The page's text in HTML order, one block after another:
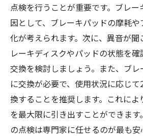
点検を行うことが重要です。ブレ
因として、ブレーキパッドの摩耗
化が考えられます。次に、異音が
レーキディスクやパッドの状態を
交換を検討しましょう。また、ブ
に交換が必要で、使用状況に応じ
換することを推奨します。これに
を最大限に引き出すことができま
の点検は専門家に任せるのが最も